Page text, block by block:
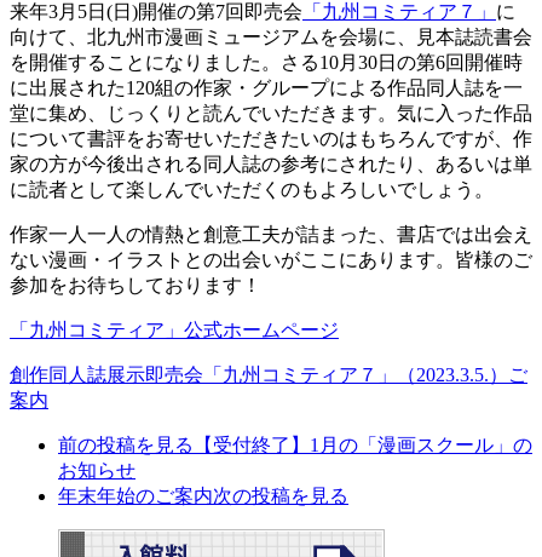
来年3月5日(日)開催の第7回即売会 「九州コミティア７」 に
向けて、北九州市漫画ミュージアムを会場に、見本誌読書会
を開催することになりました。さる10月30日の第6回開催時
に出展された120組の作家・グループによる作品同人誌を一
堂に集め、じっくりと読んでいただきます。気に入った作品
について書評をお寄せいただきたいのはもちろんですが、作
家の方が今後出される同人誌の参考にされたり、あるいは単
に読者として楽しんでいただくのもよろしいでしょう。
作家一人一人の情熱と創意工夫が詰まった、書店では出会え
ない漫画・イラストとの出会いがここにあります。皆様のご
参加をお待ちしております！
「九州コミティア」公式ホームページ
創作同人誌展示即売会「九州コミティア７」（2023.3.5.）ご
案内
前の投稿を見る
【受付終了】1月の「漫画スクール」の
お知らせ
年末年始のご案内次の投稿を見る